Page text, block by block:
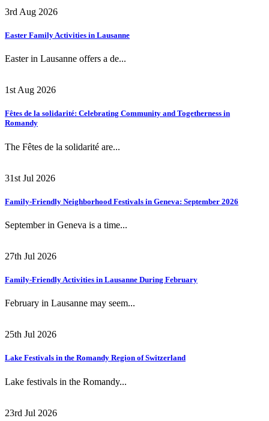
3rd Aug 2026
Easter Family Activities in Lausanne
Easter in Lausanne offers a de...
1st Aug 2026
Fêtes de la solidarité: Celebrating Community and Togetherness in
Romandy
The Fêtes de la solidarité are...
31st Jul 2026
Family-Friendly Neighborhood Festivals in Geneva: September 2026
September in Geneva is a time...
27th Jul 2026
Family-Friendly Activities in Lausanne During February
February in Lausanne may seem...
25th Jul 2026
Lake Festivals in the Romandy Region of Switzerland
Lake festivals in the Romandy...
23rd Jul 2026